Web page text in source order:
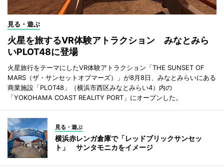
見る・遊ぶ
火星を旅するVR体験アトラクション みなとみら
いPLOT48に登場
火星旅行をテーマにしたVR体験アトラクション「THE SUNSET OF
MARS（ザ・サンセットオブマーズ）」が8月8日、みなとみらいにある
商業施設「PLOT48」（横浜市西区みなとみらい4）内の
「YOKOHAMA COAST REALITY PORT」にオープンした。
見る・遊ぶ
横浜赤レンガ倉庫で「レッドブリックサンセッ
ト」 サンタモニカをイメージ